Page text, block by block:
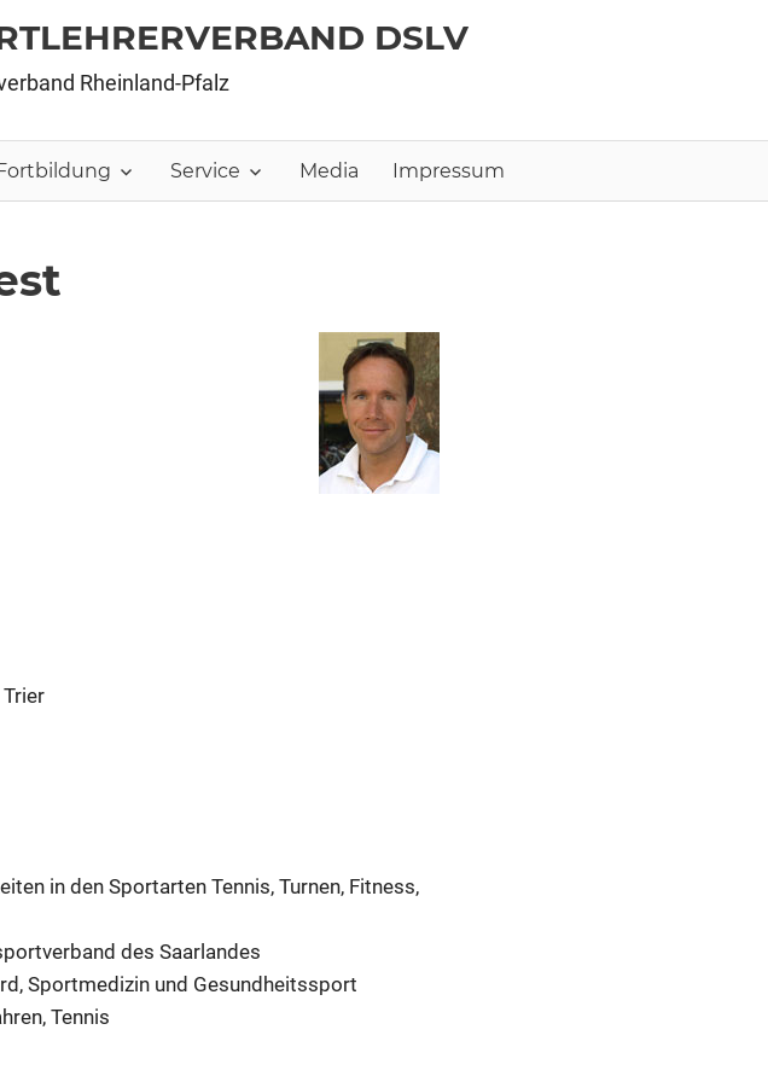
DSLV
Rheinland-Pfalz
Service Media Impressum
in den Sportarten Tennis, Turnen, Fitness,
des Saarlandes
Sportmedizin und Gesundheitssport
Tennis